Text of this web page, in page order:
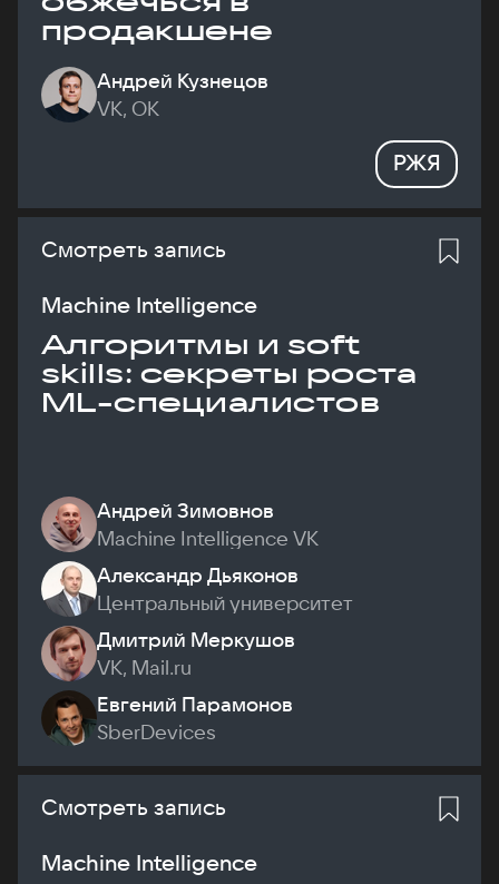
продакшене
Андрей Кузнецов
VK, ОК
РЖЯ
Смотреть запись
Machine Intelligence
Алгоритмы и soft
skills: секреты роста
ML-специалистов
Андрей Зимовнов
Machine Intelligence VK
Александр Дьяконов
Центральный университет
Дмитрий Меркушов
VK, Mail.ru
Евгений Парамонов
SberDevices
Смотреть запись
Machine Intelligence